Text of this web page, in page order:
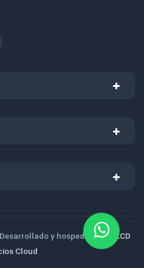
y hospedado por
LCD
Cloud